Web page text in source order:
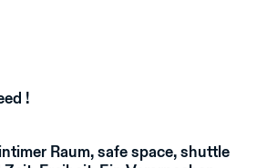
!
Raum, safe space, shuttle